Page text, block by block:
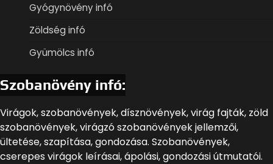
Gyógynövény infó
Zöldség infó
Gyümölcs infó
Szobanövény infó:
Virágok, szobanövények, dísznövények, virág fajták, zöld
szobanövények, virágzó szobanövények jellemzői,
ültetése, szapítása, gondozása. Szobanövények,
cserepes virágok leírásai, ápolási, gondozási útmutatói.